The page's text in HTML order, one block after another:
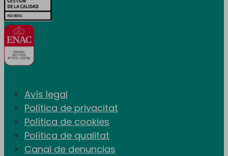
Avís legal
Política de privacitat
Política de cookies
Política de qualitat
Canal de denuncias